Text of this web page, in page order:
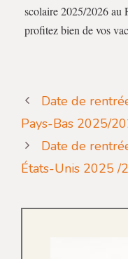
scolaire 2025/2026 au
profitez bien de vos
Date de
Pays-Bas 2025/
Date de
États-Unis 2025 /